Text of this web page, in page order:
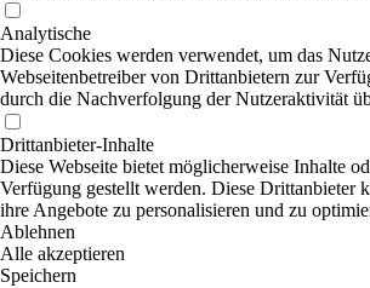
Analytische
Diese Cookies werden verwendet, um das
Webseitenbetreiber von Drittanbietern zur
durch die Nachverfolgung der Nutzeraktivität
Drittanbieter-Inhalte
Diese Webseite bietet möglicherweise Inhalte
Verfügung gestellt werden. Diese Drittanbieter
ihre Angebote zu personalisieren und zu
Ablehnen
Alle akzeptieren
Speichern